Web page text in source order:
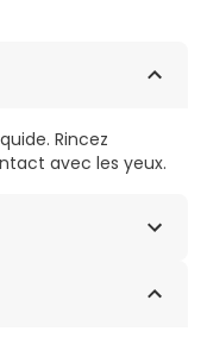
Rincez
avec les yeux.
DEA, chlorure